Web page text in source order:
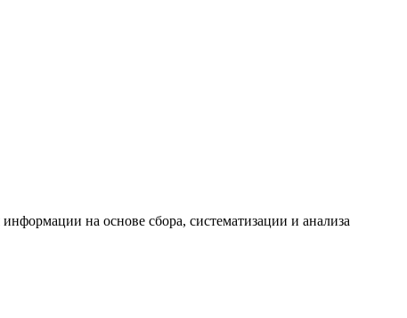
на основе сбора, систематизации и анализа